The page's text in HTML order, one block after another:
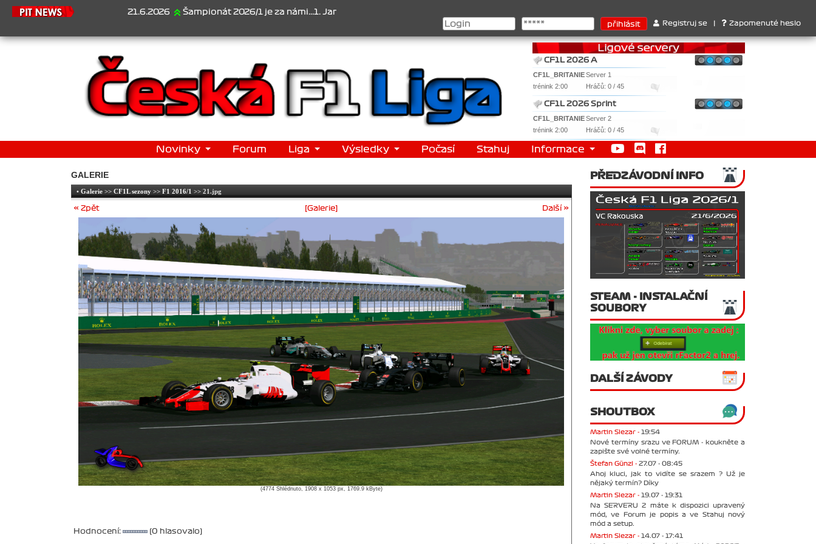
21.6.2026 Šampionát 2026/1 je za námi...1. Jan Veselý , 2. Jan Nováček , 3. Jakub Chmelík , Pohár konstruktérů : 1. Ferrari . 2. Williams , 3. RedBull ..... SprintCup - 1.
Registruj se Zapomenuté heslo
CF1L 2026 A
CF1L_BRITANIEServer 1
trénink 2:00
Hráčů: 0 / 45
CF1L 2026 Sprint
CF1L_BRITANIEServer 2
trénink 2:00
Hráčů: 0 / 45
Novinky Forum Liga Výsledky Počasí Stahuj Informace
GALERIE
• Galerie >> CF1L sezony >> F1 2016/1 >> 21.jpg
« Zpět [Galerie] Další »
(4774 Shlédnuto, 1908 x 1053 px, 1769.9 kByte)
Hodnocení: (0 hlasovalo)
PŘEDZÁVODNÍ INFO
STEAM - INSTALAČNÍ
SOUBORY
DALŠÍ ZÁVODY
SHOUTBOX
Martin Slezar - 19:54
Nové termíny srazu ve FORUM - koukněte a
zapište své volné termíny.
Štefan Günzl - 27.07 - 08:45
Ahoj kluci, jak to vidíte se srazem ? Už je
nějaký termín? Díky
Martin Slezar - 19.07 - 19:31
Na SERVERU 2 máte k dispozici upravený
mód, ve Forum je popis a ve Stahuj nový
mód a setup.
Martin Slezar - 14.07 - 17:41